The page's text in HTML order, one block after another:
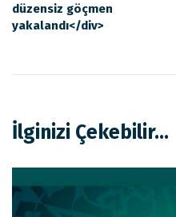
düzensiz göçmen
yakalandı</div>
İlginizi Çekebilir...